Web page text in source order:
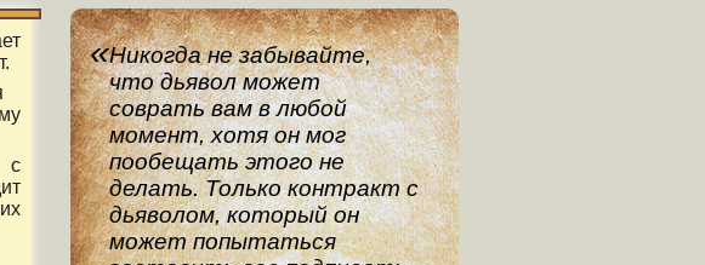
Никогда не забывайте,
что дьявол может
соврать вам в любой
момент, хотя он мог
пообещать этого не
делать. Только контракт с
дьяволом, который он
может попытаться